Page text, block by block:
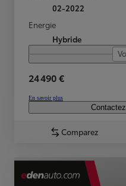
02-2022
Energie
Hybride
24 490 €
En savoir plus
Comparez